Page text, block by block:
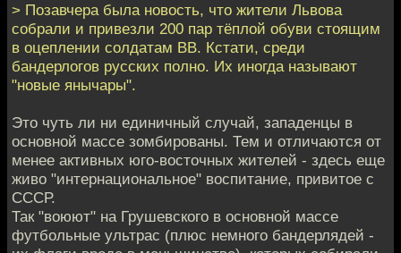
> Позавчера была новость, что жители Львова
собрали и привезли 200 пар тёплой обуви стоящим
в оцеплении солдатам ВВ. Кстати, среди
бандерлогов русских полно. Их иногда называют
"новые янычары".
Это чуть ли ни единичный случай, западенцы в
основной массе зомбированы. Тем и отличаются от
менее активных юго-восточных жителей - здесь еще
живо "интернациональное" воспитание, привитое с
СССР.
Так "воюют" на Грушевского в основной массе
футбольные ультрас (плюс немного бандерлядей -